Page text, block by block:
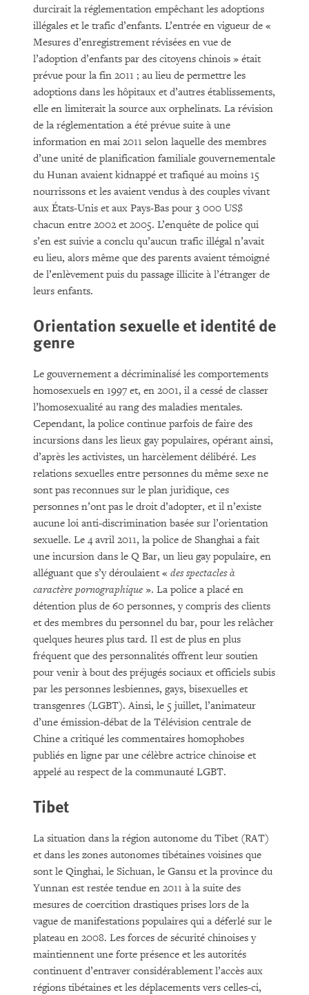
durcirait la réglementation empêchant les adoptions
illégales et le trafic d’enfants. L’entrée en vigueur de «
Mesures d’enregistrement révisées en vue de
l’adoption d’enfants par des citoyens chinois » était
prévue pour la fin 2011 ; au lieu de permettre les
adoptions dans les hôpitaux et d’autres établissements,
elle en limiterait la source aux orphelinats. La révision
de la réglementation a été prévue suite à une
information en mai 2011 selon laquelle des membres
d’une unité de planification familiale gouvernementale
du Hunan avaient kidnappé et trafiqué au moins 15
nourrissons et les avaient vendus à des couples vivant
aux États-Unis et aux Pays-Bas pour 3 000 US$
chacun entre 2002 et 2005. L’enquête de police qui
s’en est suivie a conclu qu’aucun trafic illégal n’avait
eu lieu, alors même que des parents avaient témoigné
de l’enlèvement puis du passage illicite à l’étranger de
leurs enfants.
Orientation sexuelle et identité de
genre
Le gouvernement a décriminalisé les comportements
homosexuels en 1997 et, en 2001, il a cessé de classer
l’homosexualité au rang des maladies mentales.
Cependant, la police continue parfois de faire des
incursions dans les lieux gay populaires, opérant ainsi,
d’après les activistes, un harcèlement délibéré. Les
relations sexuelles entre personnes du même sexe ne
sont pas reconnues sur le plan juridique, ces
personnes n’ont pas le droit d’adopter, et il n’existe
aucune loi anti-discrimination basée sur l’orientation
sexuelle. Le 4 avril 2011, la police de Shanghai a fait
une incursion dans le Q Bar, un lieu gay populaire, en
alléguant que s’y déroulaient « des spectacles à
caractère pornographique ». La police a placé en
détention plus de 60 personnes, y compris des clients
et des membres du personnel du bar, pour les relâcher
quelques heures plus tard. Il est de plus en plus
fréquent que des personnalités offrent leur soutien
pour venir à bout des préjugés sociaux et officiels subis
par les personnes lesbiennes, gays, bisexuelles et
transgenres (LGBT). Ainsi, le 5 juillet, l’animateur
d’une émission-débat de la Télévision centrale de
Chine a critiqué les commentaires homophobes
publiés en ligne par une célèbre actrice chinoise et
appelé au respect de la communauté LGBT.
Tibet
La situation dans la région autonome du Tibet (RAT)
et dans les zones autonomes tibétaines voisines que
sont le Qinghai, le Sichuan, le Gansu et la province du
Yunnan est restée tendue en 2011 à la suite des
mesures de coercition drastiques prises lors de la
vague de manifestations populaires qui a déferlé sur le
plateau en 2008. Les forces de sécurité chinoises y
maintiennent une forte présence et les autorités
continuent d’entraver considérablement l’accès aux
régions tibétaines et les déplacements vers celles-ci,